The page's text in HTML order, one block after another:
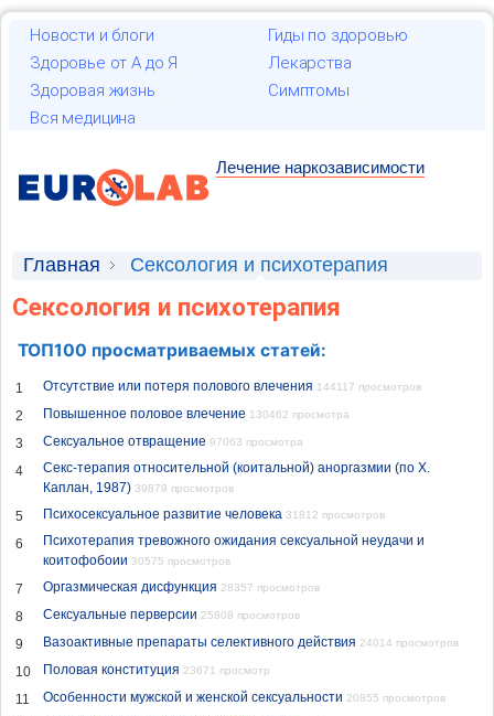
Новости и блоги
Гиды по здоровью
Здоровье от А до Я
Лекарства
Здоровая жизнь
Симптомы
Вся медицина
Лечение наркозависимости
Главная Сексология и психотерапия
Сексология и психотерапия
ТОП100 просматриваемых статей:
1 Отсутствие или потеря полового влечения 144117 просмотров
2 Повышенное половое влечение 130462 просмотра
3 Сексуальное отвращение 97063 просмотра
4
Секс-терапия относительной (коитальной) аноргазмии (по X.
Каплан, 1987) 39879 просмотров
5 Психосексуальное развитие человека 31812 просмотров
6
Психотерапия тревожного ожидания сексуальной неудачи и
коитофобоии 30575 просмотров
7 Оргазмическая дисфункция 28357 просмотров
8 Сексуальные перверсии 25808 просмотров
9 Вазоактивные препараты селективного действия 24014 просмотров
10 Половая конституция 23671 просмотр
11 Особенности мужской и женской сексуальности 20855 просмотров